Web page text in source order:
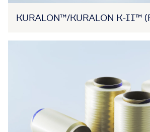
KURALON™/KURALON K-II™